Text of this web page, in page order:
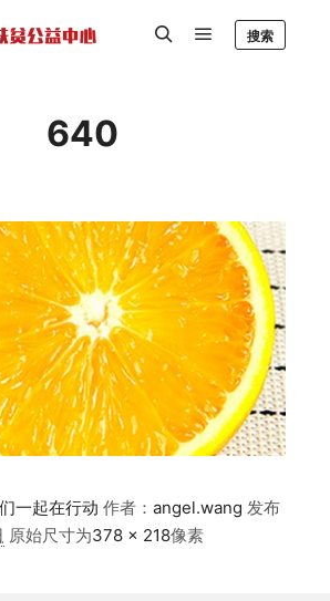
搜索
640
一起在行动 作者： angel.wang 发布
原始尺寸为378 × 218像素